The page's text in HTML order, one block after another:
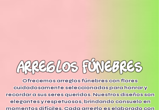
arreglos fúnebres
Ofrecemos arreglos fúnebres con flores
cuidadosamente seleccionadas para honrar y
recordar a sus seres queridos. Nuestros diseños son
elegantes y respetuosos, brindando consuelo en
momentos difíciles. Cada arreglo es elaborado con